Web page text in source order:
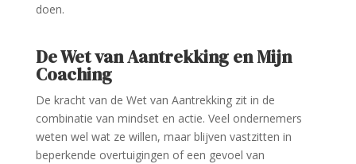
doen.
De Wet van Aantrekking en Mijn
Coaching
De kracht van de Wet van Aantrekking zit in de
combinatie van mindset en actie. Veel ondernemers
weten wel wat ze willen, maar blijven vastzitten in
beperkende overtuigingen of een gevoel van